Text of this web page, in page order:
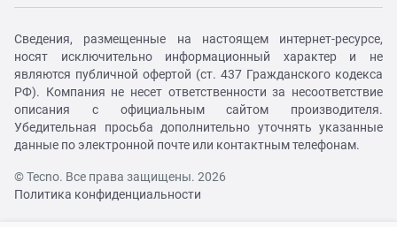
Сведения, размещенные на настоящем интернет-ресурсе,
носят исключительно информационный характер и не
являются публичной офертой (ст. 437 Гражданского кодекса
РФ). Компания не несет ответственности за несоответствие
описания с официальным сайтом производителя.
Убедительная просьба дополнительно уточнять указанные
данные по электронной почте или контактным телефонам.
© Tecno. Все права защищены. 2026
Политика конфиденциальности